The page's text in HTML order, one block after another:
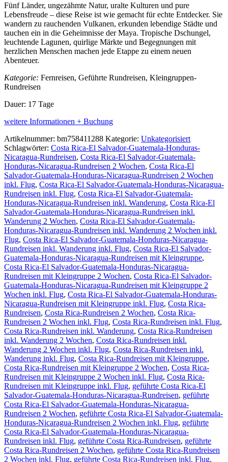
Fünf Länder, ungezähmte Natur, uralte Kulturen und pure
Lebensfreude – diese Reise ist wie gemacht für echte Entdecker. Sie
wandern zu rauchenden Vulkanen, erkunden lebendige Städte und
tauchen ein in die Geheimnisse der Maya. Tropische Dschungel,
leuchtende Lagunen, quirlige Märkte und Begegnungen mit
herzlichen Menschen machen jede Etappe zu einem neuen
Abenteuer.
Kategorie: Fernreisen, Geführte Rundreisen, Kleingruppen-
Rundreisen
Dauer: 17 Tage
weitere Informationen + Buchung
Artikelnummer: bm758411288 Kategorie: Unkategorisiert
Schlagwörter: Costa Rica-El Salvador-Guatemala-Honduras-
Nicaragua-Rundreisen, Costa Rica-El Salvador-Guatemala-
Honduras-Nicaragua-Rundreisen 2 Wochen, Costa Rica-El
Salvador-Guatemala-Honduras-Nicaragua-Rundreisen 2 Wochen
inkl. Flug, Costa Rica-El Salvador-Guatemala-Honduras-Nicaragua-
Rundreisen inkl. Flug, Costa Rica-El Salvador-Guatemala-
Honduras-Nicaragua-Rundreisen inkl. Wanderung, Costa Rica-El
Salvador-Guatemala-Honduras-Nicaragua-Rundreisen inkl.
Wanderung 2 Wochen, Costa Rica-El Salvador-Guatemala-
Honduras-Nicaragua-Rundreisen inkl. Wanderung 2 Wochen inkl.
Flug, Costa Rica-El Salvador-Guatemala-Honduras-Nicaragua-
Rundreisen inkl. Wanderung inkl. Flug, Costa Rica-El Salvador-
Guatemala-Honduras-Nicaragua-Rundreisen mit Kleingruppe,
Costa Rica-El Salvador-Guatemala-Honduras-Nicaragua-
Rundreisen mit Kleingruppe 2 Wochen, Costa Rica-El Salvador-
Guatemala-Honduras-Nicaragua-Rundreisen mit Kleingruppe 2
Wochen inkl. Flug, Costa Rica-El Salvador-Guatemala-Honduras-
Nicaragua-Rundreisen mit Kleingruppe inkl. Flug, Costa Rica-
Rundreisen, Costa Rica-Rundreisen 2 Wochen, Costa Rica-
Rundreisen 2 Wochen inkl. Flug, Costa Rica-Rundreisen inkl. Flug,
Costa Rica-Rundreisen inkl. Wanderung, Costa Rica-Rundreisen
inkl. Wanderung 2 Wochen, Costa Rica-Rundreisen inkl.
Wanderung 2 Wochen inkl. Flug, Costa Rica-Rundreisen inkl.
Wanderung inkl. Flug, Costa Rica-Rundreisen mit Kleingruppe,
Costa Rica-Rundreisen mit Kleingruppe 2 Wochen, Costa Rica-
Rundreisen mit Kleingruppe 2 Wochen inkl. Flug, Costa Rica-
Rundreisen mit Kleingruppe inkl. Flug, geführte Costa Rica-El
Salvador-Guatemala-Honduras-Nicaragua-Rundreisen, geführte
Costa Rica-El Salvador-Guatemala-Honduras-Nicaragua-
Rundreisen 2 Wochen, geführte Costa Rica-El Salvador-Guatemala-
Honduras-Nicaragua-Rundreisen 2 Wochen inkl. Flug, geführte
Costa Rica-El Salvador-Guatemala-Honduras-Nicaragua-
Rundreisen inkl. Flug, geführte Costa Rica-Rundreisen, geführte
Costa Rica-Rundreisen 2 Wochen, geführte Costa Rica-Rundreisen
2 Wochen inkl. Flug, geführte Costa Rica-Rundreisen inkl. Flug,